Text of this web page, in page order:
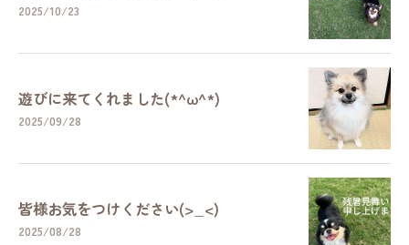
2025/10/23
遊びに来てくれました(*^ω^*)
2025/09/28
皆様お気をつけください(>_<)
2025/08/28